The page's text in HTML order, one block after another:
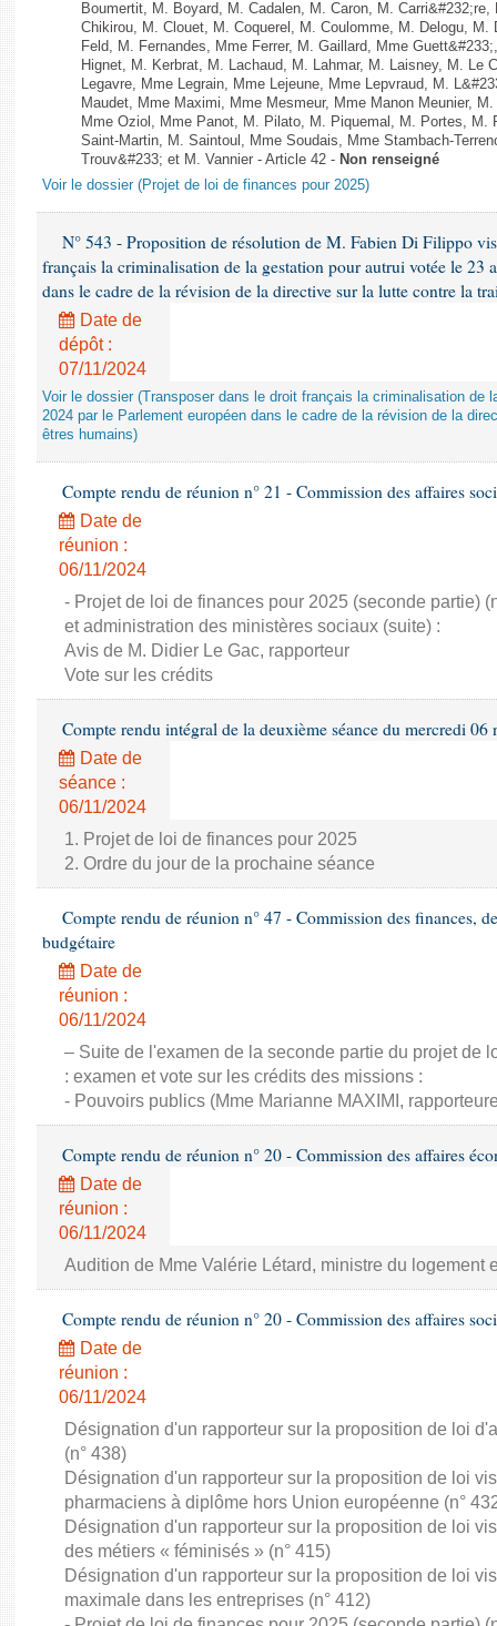
Boumertit, M. Boyard, M. Cadalen, M. Caron, M.
Chikirou, M. Clouet, M. Coquerel, M. Coulomme, M. Delogu, M.
Feld, M. Fernandes, Mme Ferrer, M. Gaillard, Mme
Hignet, M. Kerbrat, M. Lachaud, M. Lahmar, M. Laisney, M. Le
Legavre, Mme Legrain, Mme Lejeune, Mme Lepvraud, M.
Maudet, Mme Maximi, Mme Mesmeur, Mme Manon Meunier,
Mme Oziol, Mme Panot, M. Pilato, M. Piquemal, M. Portes, M.
Saint-Martin, M. Saintoul, Mme Soudais, Mme Stambach-
Trouv&#233; et M. Vannier - Article 42 - Non renseigné
Voir le dossier (Projet de loi de finances pour 2025)
N° 543 - Proposition de résolution de M. Fabien Di Filippo
français la criminalisation de la gestation pour autrui votée le 23
dans le cadre de la révision de la directive sur la lutte contre la
Date de
dépôt :
07/11/2024
Voir le dossier (Transposer dans le droit français la criminalisation de
2024 par le Parlement européen dans le cadre de la révision de la
êtres humains)
Compte rendu de réunion n° 21 - Commission des affaires
Date de
réunion :
06/11/2024
- Projet de loi de finances pour 2025 (seconde partie)
et administration des ministères sociaux (suite) :
Avis de M. Didier Le Gac, rapporteur
Vote sur les crédits
Compte rendu intégral de la deuxième séance du mercredi 06
Date de
séance :
06/11/2024
1. Projet de loi de finances pour 2025
2. Ordre du jour de la prochaine séance
Compte rendu de réunion n° 47 - Commission des finances,
budgétaire
Date de
réunion :
06/11/2024
– Suite de l'examen de la seconde partie du projet de
: examen et vote sur les crédits des missions :
- Pouvoirs publics (Mme Marianne MAXIMI,
Compte rendu de réunion n° 20 - Commission des affaires
Date de
réunion :
06/11/2024
Audition de Mme Valérie Létard, ministre du logement
Compte rendu de réunion n° 20 - Commission des affaires
Date de
réunion :
06/11/2024
Désignation d'un rapporteur sur la proposition de loi
(n° 438)
Désignation d'un rapporteur sur la proposition de loi
pharmaciens à diplôme hors Union européenne (n°
Désignation d'un rapporteur sur la proposition de loi
des métiers « féminisés » (n° 415)
Désignation d'un rapporteur sur la proposition de loi
maximale dans les entreprises (n° 412)